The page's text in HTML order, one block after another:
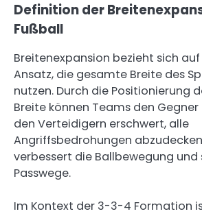
Definition der
Fußball
Breitenexpansion bezieht sich
Ansatz, die gesamte Breite des
nutzen. Durch die Positionierung
Breite können Teams den Gegner
den Verteidigern erschwert, alle
Angriffsbedrohungen
verbessert die Ballbewegung
Passwege.
Im Kontext der 3-3-4 Formation